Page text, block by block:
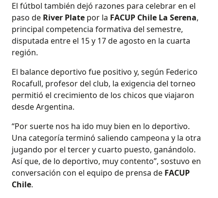
El fútbol también dejó razones para celebrar en el
paso de River Plate por la FACUP Chile La Serena,
principal competencia formativa del semestre,
disputada entre el 15 y 17 de agosto en la cuarta
región.
El balance deportivo fue positivo y, según Federico
Rocafull, profesor del club, la exigencia del torneo
permitió el crecimiento de los chicos que viajaron
desde Argentina.
“Por suerte nos ha ido muy bien en lo deportivo.
Una categoría terminó saliendo campeona y la otra
jugando por el tercer y cuarto puesto, ganándolo.
Así que, de lo deportivo, muy contento”, sostuvo en
conversación con el equipo de prensa de FACUP
Chile.